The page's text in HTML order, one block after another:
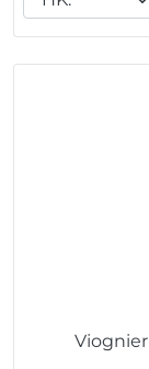
Viognier